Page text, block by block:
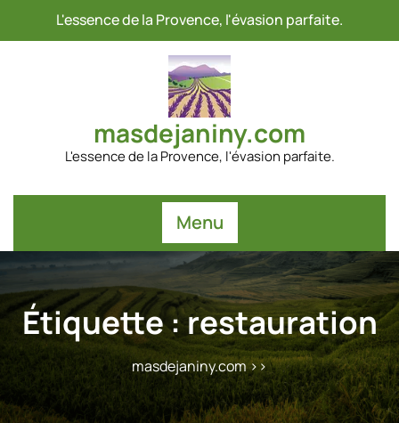
L'essence de la Provence, l'évasion parfaite.
masdejaniny.com
L'essence de la Provence, l'évasion parfaite.
Menu
Étiquette :restauration
masdejaniny.com>>